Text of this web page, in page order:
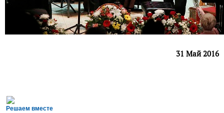
31 Май 2016
Решаем вместе